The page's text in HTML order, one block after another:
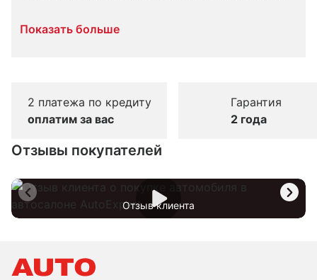
Показать больше
2 платежа по кредиту
оплатим за вас
Гарантия
2 года
Отзывы покупателей
Отзыв клиента